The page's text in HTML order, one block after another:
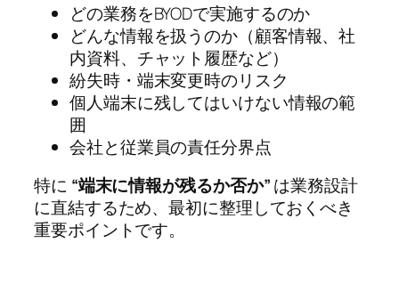
どの業務をBYODで実施するのか
どんな情報を扱うのか（顧客情報、社
内資料、チャット履歴など）
紛失時・端末変更時のリスク
個人端末に残してはいけない情報の範
囲
会社と従業員の責任分界点
特に “端末に情報が残るか否か”は業務設計
に直結するため、最初に整理しておくべき
重要ポイントです。